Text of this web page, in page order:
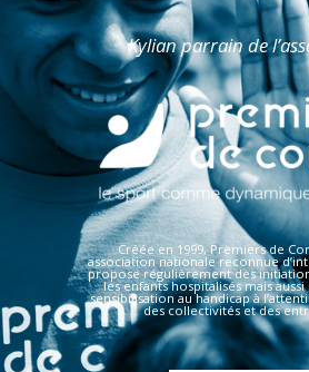
Kylian parrain de
Créée en 1999, Premiers de
association nationale reconnue
propose régulièrement des
les enfants hospitalisés mais
sensibilisation au handicap à
des collectivités et des